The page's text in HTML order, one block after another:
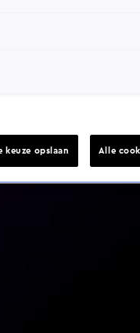
gevonden
keuze opslaan Alle